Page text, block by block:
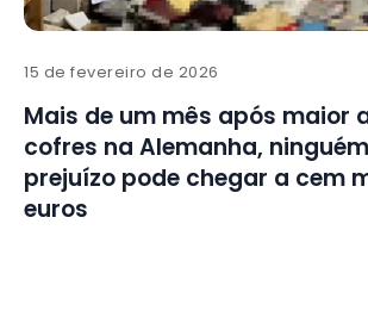
15 de fevereiro de 2026
Mais de um mês após maior
cofres na Alemanha,
prejuízo pode chegar a cem
euros